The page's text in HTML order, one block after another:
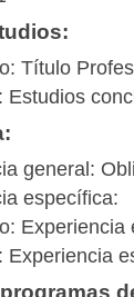
Título
Estudios
general:
específica:
Experiencia